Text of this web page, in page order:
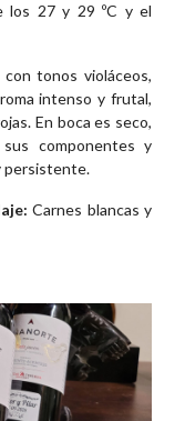
los 27 y 29 ºC y el
tonos violáceos,
intenso y frutal,
En boca es seco,
componentes y
persistente.
Carnes blancas y